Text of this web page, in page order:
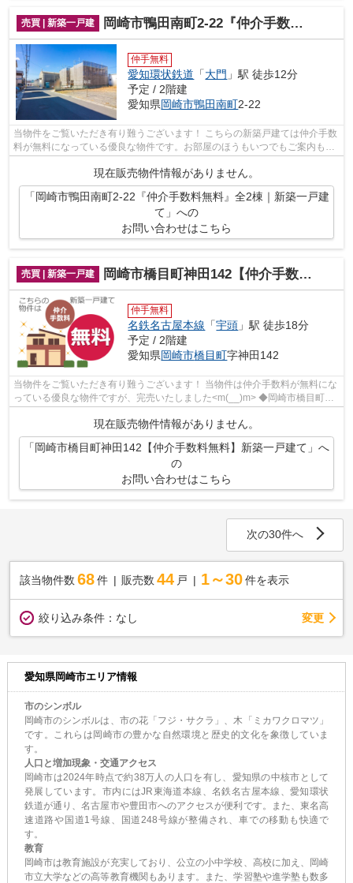
売買 | 新築一戸建 岡崎市鴨田南町2-22『仲介手数料無料』全2棟｜新築一戸建て
仲手無料
愛知環状鉄道 「大門 」駅 徒歩12分
予定 / 2階建
愛知県岡崎市鴨田南町2-22
当物件をご覧いただき有り難うございます！ こちらの新築戸建ては仲介手数
料が無料になっている優良な物件です。お部屋のほうもいつでもご案内もさ
現在販売物件情報がありません。
「岡崎市鴨田南町2-22『仲介手数料無料』全2棟｜新築一戸建
て」への
お問い合わせはこちら
売買 | 新築一戸建 岡崎市橋目町神田142【仲介手数料無料】新築一戸建て
仲手無料
名鉄名古屋本線 「宇頭 」駅 徒歩18分
予定 / 2階建
愛知県岡崎市橋目町字神田142
当物件をご覧いただき有り難うございます！ 当物件は仲介手数料が無料にな
っている優良な物件ですが、完売いたしました<m(__)m> ◆岡崎市橋目町字
現在販売物件情報がありません。
「岡崎市橋目町神田142【仲介手数料無料】新築一戸建て」へ
の
お問い合わせはこちら
次の30件へ
該当物件数 68件 販売数 44 戸 1～30 件を表示
絞り込み条件： なし 変更
愛知県岡崎市エリア情報
市のシンボル
岡崎市のシンボルは、市の花「フジ・サクラ」、木「ミカワクロマツ」
です。これらは岡崎市の豊かな自然環境と歴史的文化を象徴していま
す。
人口と増加現象・交通アクセス
岡崎市は2024年時点で約38万人の人口を有し、愛知県の中核市として
発展しています。市内にはJR東海道本線、名鉄名古屋本線、愛知環状
鉄道が通り、名古屋市や豊田市へのアクセスが便利です。また、東名高
速道路や国道1号線、国道248号線が整備され、車での移動も快適で
す。
教育
岡崎市は教育施設が充実しており、公立の小中学校、高校に加え、岡崎
市立大学などの高等教育機関もあります。また、学習塾や進学塾も数多